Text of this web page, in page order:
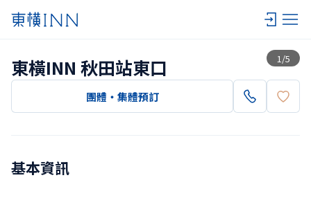
1 /5
查看一覽
東橫INN 秋田站東口
團體・集體預訂
基本資訊